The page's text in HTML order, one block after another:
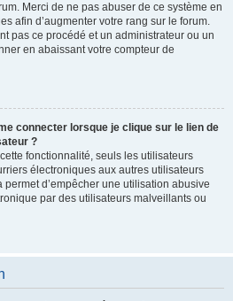
Merci de ne pas abuser de ce système en
afin d’augmenter votre rang sur le forum.
pas ce procédé et un administrateur ou un
en abaissant votre compteur de
connecter lorsque je clique sur le lien de
?
fonctionnalité, seuls les utilisateurs
électroniques aux autres utilisateurs
d’empêcher une utilisation abusive
par des utilisateurs malveillants ou